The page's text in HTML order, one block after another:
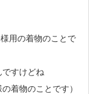
用の着物のことで
ですけどね
着物のことです）